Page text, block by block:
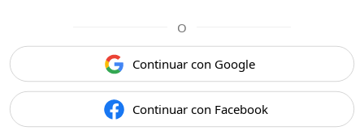
O
Continuar con Google
Continuar con Facebook